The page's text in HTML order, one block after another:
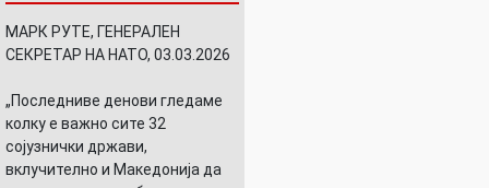
МАРК РУТЕ, ГЕНЕРАЛЕН
СЕКРЕТАР НА НАТО, 03.03.2026
„Последниве денови гледаме
колку е важно сите 32
сојузнички држави,
вклучително и Македонија да